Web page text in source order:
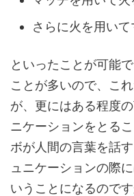
さらに火を用いて
といったことが可能
ことが多いので、こ
が、更にはある程度
ニケーションをとる
ボが人間の言葉を話
ュニケーションの際
いうことになるので